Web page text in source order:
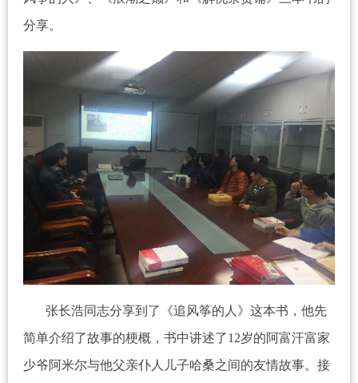
分享。
张长浩同志分享到了《追风筝的人》这本书，他先
简单介绍了故事的梗概，书中讲述了12岁的阿富汗富家
少爷阿米尔与他父亲仆人儿子哈桑之间的友情故事。接